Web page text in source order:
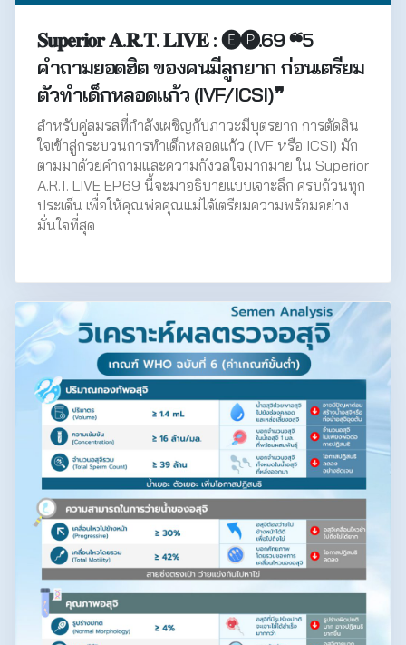
𝐒𝐮𝐩𝐞𝐫𝐢𝐨𝐫 𝐀.𝐑.𝐓. 𝐋𝐈𝐕𝐄 : 🅔🅟.69 ❝5
คำถามยอดฮิต ของคนมีลูกยาก ก่อนเตรียม
ตัวทำเด็กหลอดแก้ว (IVF/ICSI)❞
สำหรับคู่สมรสที่กำลังเผชิญกับภาวะมีบุตรยาก การตัดสิน
ใจเข้าสู่กระบวนการทำเด็กหลอดแก้ว (IVF หรือ ICSI) มัก
ตามมาด้วยคำถามและความกังวลใจมากมาย ใน Superior
A.R.T. LIVE EP.69 นี้จะมาอธิบายแบบเจาะลึก ครบถ้วนทุก
ประเด็น เพื่อให้คุณพ่อคุณแม่ได้เตรียมความพร้อมอย่าง
มั่นใจที่สุด